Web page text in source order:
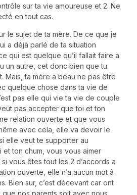
sur ta vie amoureuse et 2. Ne
en tout cas.
le sujet de ta mère. De ce que je
a déjà parlé de ta situation
qui est quelque qu’il fallait faire à
un autre, cet donc bien que tu
Mais, ta mère a beau ne pas être
quelque chose dans ta vie de
pas elle qui vie ta vie de couple
pas accepter que toi et ton
relation ouverte et que vous
avec cela, elle va devoir le
elle veut te supporter au
et ton chum, vous vous aimer
vous êtes tout les 2 d’accords a
ouverte, elle n’a aucun mot à
Bien sur, c’est décevant car ont
que nos parents soit avec nous